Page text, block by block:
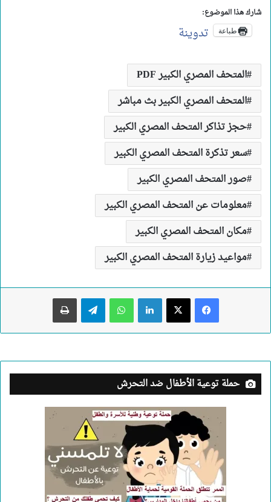
شارك هذا الموضوع:
طباعة تدوينة
المتحف المصري الكبير PDF
المتحف المصري الكبير بث مباشر
حجز تذاكر المتحف المصري الكبير
سعر تذكرة المتحف المصري الكبير
صور المتحف المصري الكبير
معلومات عن المتحف المصري الكبير
مكان المتحف المصري الكبير
مواعيد زيارة المتحف المصري الكبير
لينكدإن واتساب تيلقرام طباعة
حملة توعية الأطفال ضد التحرش